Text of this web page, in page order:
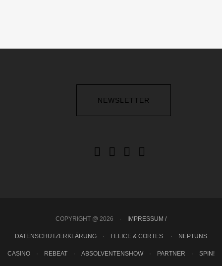
NEWSLETTER
COPYRIGHT @ 2026 · IMPRESSUM /
DATENSCHUTZERKLÄRUNG · FELICE & CORTES · NEPTUNS
CASINO · REBEAT · ABSOLVENTENSHOW · PARTNER · SPIN!